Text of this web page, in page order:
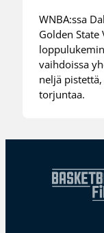
WNBA:ssa
Golden
vaihdoissa
neljä
torjuntaa.